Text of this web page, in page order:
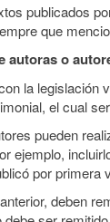
publicados
que
autoras o
la legislación
el cual
pueden
ejemplo,
por primera
deben